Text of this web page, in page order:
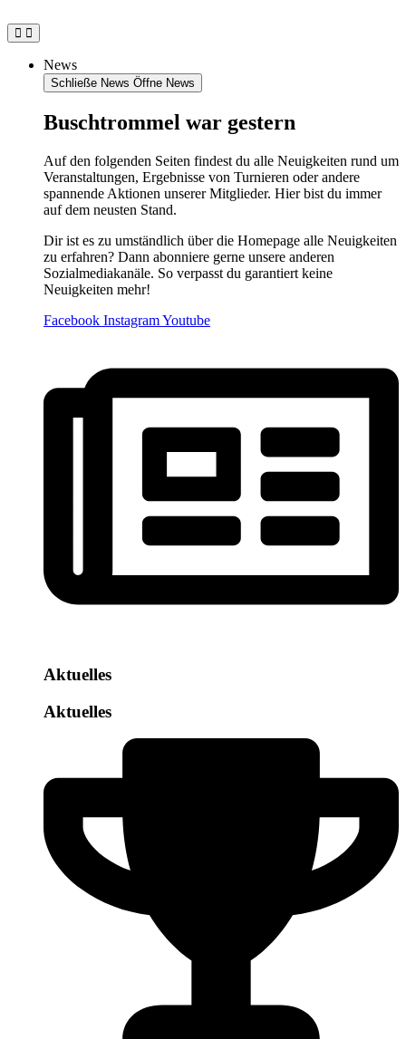
Inhalt
springen
News
Schließe News Öffne News
Buschtrommel war gestern
Auf den folgenden Seiten findest du alle Neuigkeiten rund um
Veranstaltungen, Ergebnisse von Turnieren oder andere
spannende Aktionen unserer Mitglieder. Hier bist du immer
auf dem neusten Stand.
Dir ist es zu umständlich über die Homepage alle Neuigkeiten
zu erfahren? Dann abonniere gerne unsere anderen
Sozialmediakanäle. So verpasst du garantiert keine
Neuigkeiten mehr!
Facebook InstagramYoutube
Aktuelles
Aktuelles